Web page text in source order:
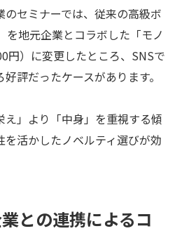
セミナーでは、従来の高級ボ
を地元企業とコラボした「モノ
円）に変更したところ、SNSで
評だったケースがあります。
」より「中身」を重視する傾
活かしたノベルティ選びが効
との連携によるコ